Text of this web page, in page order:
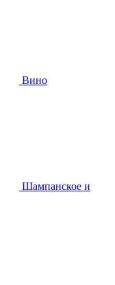
Вино
Шампанское и